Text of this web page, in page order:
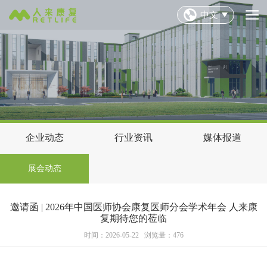
中文
企业动态 行业资讯 媒体报道
展会动态
邀请函 | 2026年中国医师协会康复医师分会学术年会 人来康
复期待您的莅临
时间：2026-05-22 浏览量：476